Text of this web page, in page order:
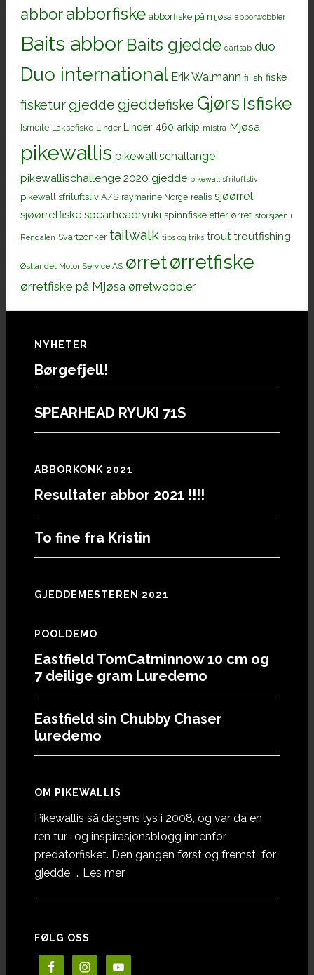
abborabborfiske abborfiske på mjøsa abborwobbler
Baits abbor Baits gjedde dartsab duo
Duo international Erik Walmann fiiish fiske
fisketurgjedde gjeddefiske Gjørs Isfiske
Ismeite Laksefiske Linder Linder 460 arkip mistra Mjøsa
pikewallis pikewallischallange
pikewallischallenge 2020 gjedde pikewallisfriluftsliv
pikewallisfriluftsliv A/S raymarine Norge realis sjøørret
sjøørretfiske spearheadryuki spinnfiske etter ørret storsjøen i
Rendalen Svartzonker tailwalk tips og triks trout troutfishing
Østlandet Motor Service AS ørretørretfiske
ørretfiske på Mjøsa ørretwobbler
Footer
NYHETER
Børgefjell!
SPEARHEAD RYUKI 71S
ABBORKONK 2021
Resultater abbor 2021 !!!!
To fine fra Kristin
GJEDDEMESTEREN 2021
POOLDEMO
Eastfield TomCatminnow 10 cm og
7 deilige gram Luredemo
Eastfield sin Chubby Chaser
luredemo
OM PIKEWALLIS
Pikewallis så dagens lys i 2008, og var da en
ren tur- og inspirasjonsblogg innenfor
predatorfisket. Den gangen først og fremst for
gjedde. … Les meromOm
FØLG OSS